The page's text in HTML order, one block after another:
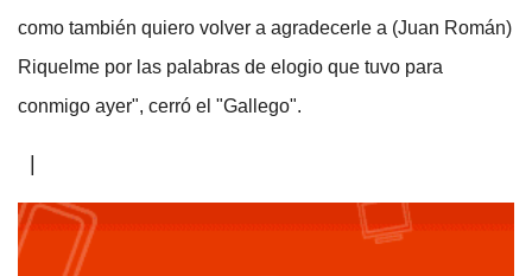
como también quiero volver a agradecerle a (Juan Román)
Riquelme por las palabras de elogio que tuvo para
conmigo ayer", cerró el "Gallego".
|